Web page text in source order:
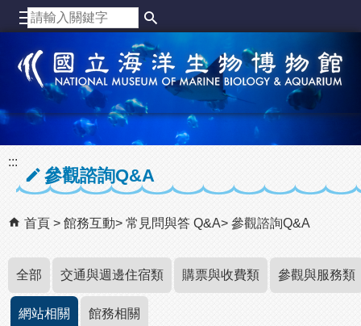
跳到主要內容區塊
:::
參觀諮詢Q&A
首頁 館務互動 常見問與答 Q&A 參觀諮詢Q&A
全部 交通與週邊住宿類 購票與收費類 參觀與服務類
網站相關 館務相關